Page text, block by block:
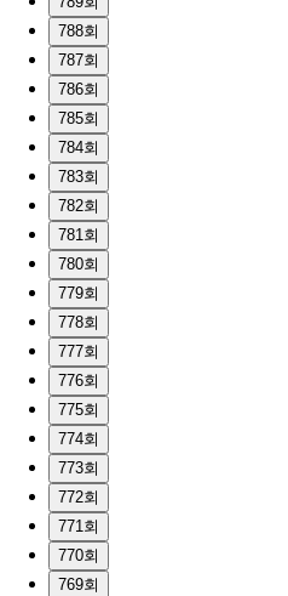
788회
787회
786회
785회
784회
783회
782회
781회
780회
779회
778회
777회
776회
775회
774회
773회
772회
771회
770회
769회